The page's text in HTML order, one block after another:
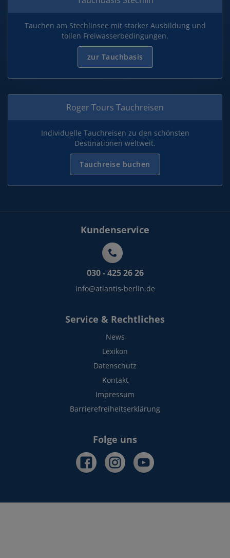
Tauchen am Stechlinsee mit starker Ausbildung und
tollen Freiwasserbedingungen.
zur Tauchbasis
Roger Tours Tauchreisen
Individuelle Tauchreisen zu den schönsten
Destinationen weltweit.
Tauchreise buchen
Kundenservice
030 - 425 26 26
info@atlantis-berlin.de
Service & Rechtliches
News
Lexikon
Datenschutz
Kontakt
Impressum
Barrierefreiheitserklärung
Folge uns